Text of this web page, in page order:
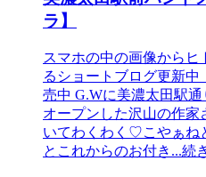
ラ】
スマホの中の画像からヒ
るショートブログ更新
売中 G.Wに美濃太田駅
オープンした沢山の作
いてわくわく♡こやぁね
とこれからのお付き ...続